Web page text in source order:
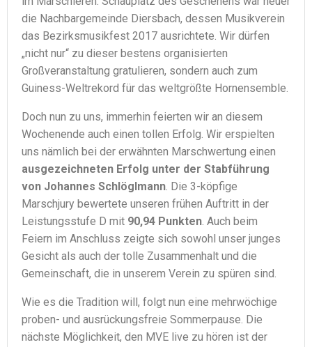
die Nachbargemeinde Diersbach, dessen Musikverein
das Bezirksmusikfest 2017 ausrichtete. Wir dürfen
„nicht nur“ zu dieser bestens organisierten
Großveranstaltung gratulieren, sondern auch zum
Guiness-Weltrekord für das weltgrößte Hornensemble.
Doch nun zu uns, immerhin feierten wir an diesem
Wochenende auch einen tollen Erfolg. Wir erspielten
uns nämlich bei der erwähnten Marschwertung einen
ausgezeichneten Erfolg unter der Stabführung
von Johannes Schlöglmann. Die 3-köpfige
Marschjury bewertete unseren frühen Auftritt in der
Leistungsstufe D mit 90,94 Punkten. Auch beim
Feiern im Anschluss zeigte sich sowohl unser junges
Gesicht als auch der tolle Zusammenhalt und die
Gemeinschaft, die in unserem Verein zu spüren sind.
Wie es die Tradition will, folgt nun eine mehrwöchige
proben- und ausrückungsfreie Sommerpause. Die
nächste Möglichkeit, den MVE live zu hören ist der